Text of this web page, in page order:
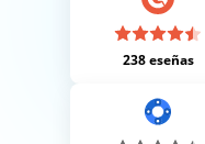
238 eseñas